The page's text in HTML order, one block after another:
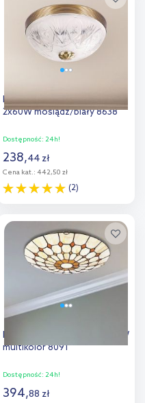
Rabalux Annabella plafon
2x60W mosiądz/biały 8638
Dostępność: 24h!
238,44 zł
Cena kat.: 442,50 zł
(2)
Dodaj do
porównania
Rabalux Marvel plafon 2x60 W
multikolor 8091
Dostępność: 24h!
394,88 zł